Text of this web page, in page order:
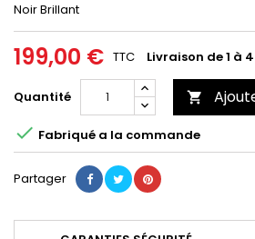
Noir Brillant
199,00 € TTC Livraison de 1 à
Quantité 
 Fabriqué a la commande
Partager